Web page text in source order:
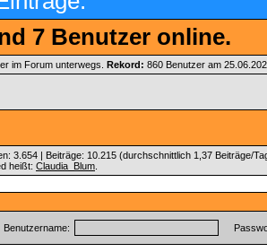
7 Benutzer online.
im Forum unterwegs. Rekord: 860 Benutzer am
3.654 | Beiträge: 10.215 (durchschnittlich 1,37 Beiträge/
heißt: Claudia_Blum
Benutzername: